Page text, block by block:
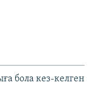
бола кез-келген